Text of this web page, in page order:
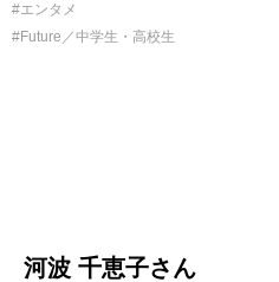
エンタメ
Future／中学生・高校生
河波 千恵子さん